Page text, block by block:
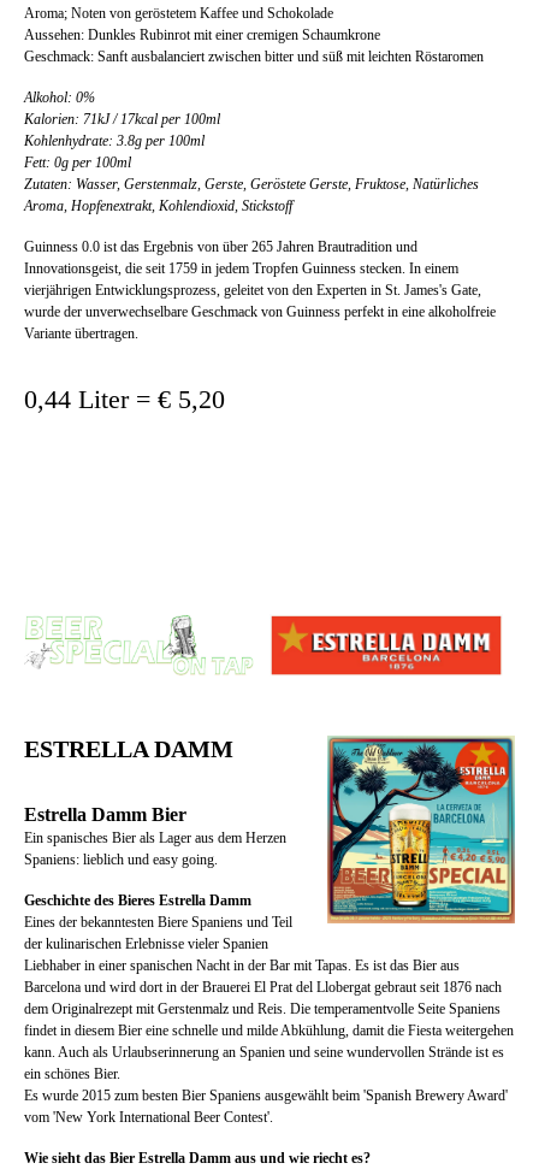
Aroma; Noten von geröstetem Kaffee und Schokolade
Aussehen: Dunkles Rubinrot mit einer cremigen Schaumkrone
Geschmack: Sanft ausbalanciert zwischen bitter und süß mit leichten Röstaromen
Alkohol: 0%
Kalorien: 71kJ / 17kcal per 100ml
Kohlenhydrate: 3.8g per 100ml
Fett: 0g per 100ml
Zutaten: Wasser, Gerstenmalz, Gerste, Geröstete Gerste, Fruktose, Natürliches
Aroma, Hopfenextrakt, Kohlendioxid, Stickstoff
Guinness 0.0 ist das Ergebnis von über 265 Jahren Brautradition und
Innovationsgeist, die seit 1759 in jedem Tropfen Guinness stecken. In einem
vierjährigen Entwicklungsprozess, geleitet von den Experten in St. James's Gate,
wurde der unverwechselbare Geschmack von Guinness perfekt in eine alkoholfreie
Variante übertragen.
0,44 Liter = € 5,20
ESTRELLA DAMM
Estrella Damm Bier
Ein spanisches Bier als Lager aus dem Herzen
Spaniens: lieblich und easy going.
Geschichte des Bieres Estrella Damm
Eines der bekanntesten Biere Spaniens und Teil
der kulinarischen Erlebnisse vieler Spanien
Liebhaber in einer spanischen Nacht in der Bar mit Tapas. Es ist das Bier aus
Barcelona und wird dort in der Brauerei El Prat del Llobergat gebraut seit 1876 nach
dem Originalrezept mit Gerstenmalz und Reis. Die temperamentvolle Seite Spaniens
findet in diesem Bier eine schnelle und milde Abkühlung, damit die Fiesta weitergehen
kann. Auch als Urlaubserinnerung an Spanien und seine wundervollen Strände ist es
ein schönes Bier.
Es wurde 2015 zum besten Bier Spaniens ausgewählt beim 'Spanish Brewery Award'
vom 'New York International Beer Contest'.
Wie sieht das Bier Estrella Damm aus und wie riecht es?